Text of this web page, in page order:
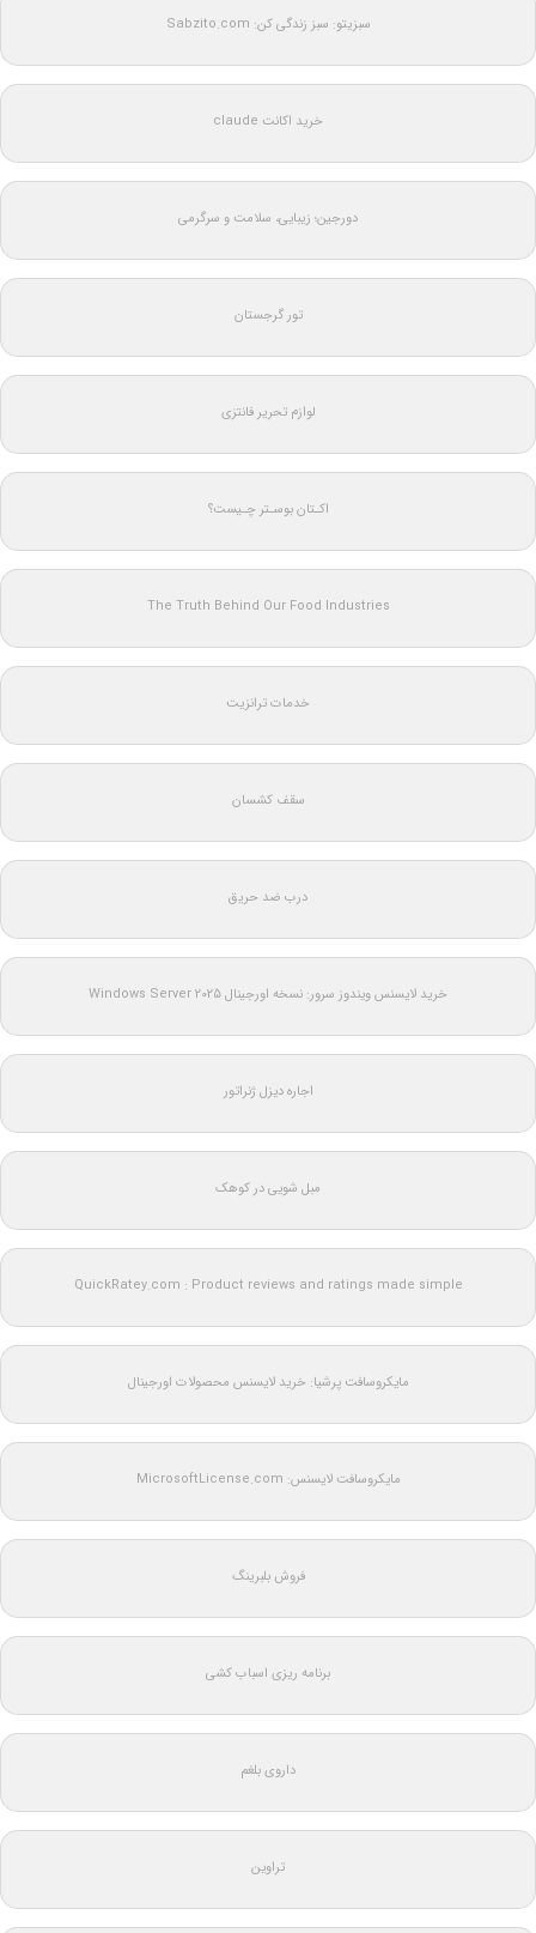
سبزیتو: سبز زندگی کن: Sabzito.com
خرید اکانت claude
دورجین؛ زیبایی، سلامت و سرگرمی
تور گرجستان
لوازم تحریر فانتزی
اکـتان بوسـتر چـیست؟
The Truth Behind Our Food Industries
خدمات ترانزیت
سقف کشسان
درب ضد حریق
خرید لایسنس ویندوز سرور: نسخه اورجینال Windows Server 2025
اجاره دیزل ژنراتور
مبل شویی در کوهک
QuickRatey.com : Product reviews and ratings made simple
مایکروسافت پرشیا: خرید لایسنس محصولات اورجینال
مایکروسافت لایسنس: MicrosoftLicense.com
فروش بلبرینگ
برنامه ریزی اسباب کشی
داروی بلغم
تراوین